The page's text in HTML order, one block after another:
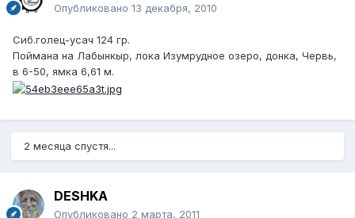
Опубликовано 13 декабря, 2010
Сиб.голец-усач 124 гр.
Поймана на Лабынкыр, лока Изумрудное озеро, донка, Червь,
в 6-50, ямка 6,61 м.
2 месяца спустя...
DESHKA
Опубликовано 2 марта, 2011